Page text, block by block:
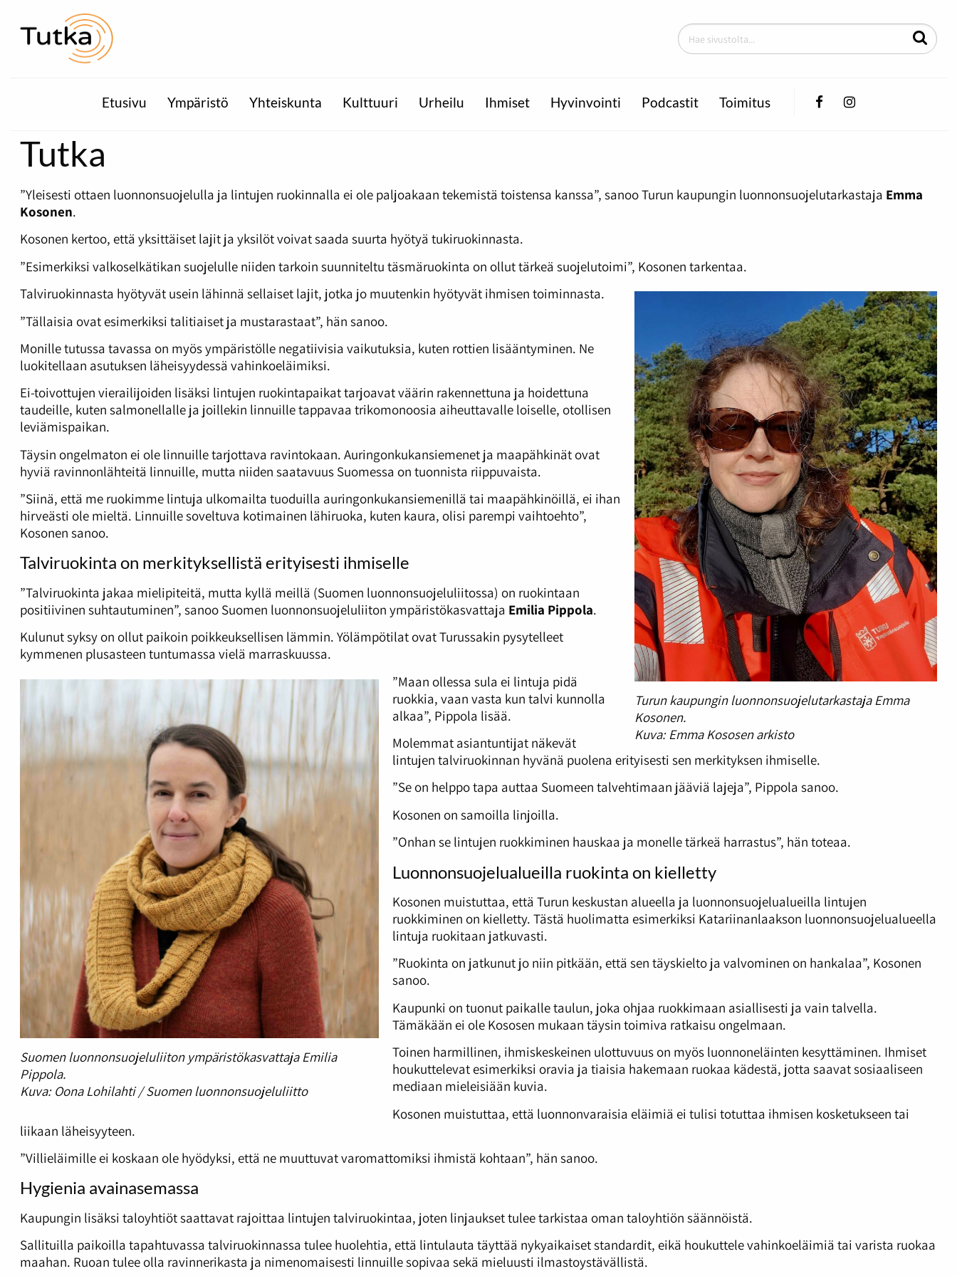
Etusivu Ympäristö Yhteiskunta Kulttuuri Urheilu Ihmiset Hyvinvointi Podcastit Toimitus FacebookInstagram
Tutka
”Yleisesti ottaen luonnonsuojelulla ja lintujen ruokinnalla ei ole paljoakaan tekemistä toistensa kanssa”, sanoo Turun kaupungin luonnonsuojelutarkastaja Emma
Kosonen.
Kosonen kertoo, että yksittäiset lajit ja yksilöt voivat saada suurta hyötyä tukiruokinnasta.
”Esimerkiksi valkoselkätikan suojelulle niiden tarkoin suunniteltu täsmäruokinta on ollut tärkeä suojelutoimi”, Kosonen tarkentaa.
Turun kaupungin luonnonsuojelutarkastaja Emma
Kosonen.
Kuva: Emma Kososen arkisto
Talviruokinnasta hyötyvät usein lähinnä sellaiset lajit, jotka jo muutenkin hyötyvät ihmisen toiminnasta.
”Tällaisia ovat esimerkiksi talitiaiset ja mustarastaat”, hän sanoo.
Monille tutussa tavassa on myös ympäristölle negatiivisia vaikutuksia, kuten rottien lisääntyminen. Ne
luokitellaan asutuksen läheisyydessä vahinkoeläimiksi.
Ei-toivottujen vierailijoiden lisäksi lintujen ruokintapaikat tarjoavat väärin rakennettuna ja hoidettuna
taudeille, kuten salmonellalle ja joillekin linnuille tappavaa trikomonoosia aiheuttavalle loiselle, otollisen
leviämispaikan.
Täysin ongelmaton ei ole linnuille tarjottava ravintokaan. Auringonkukansiemenet ja maapähkinät ovat
hyviä ravinnonlähteitä linnuille, mutta niiden saatavuus Suomessa on tuonnista riippuvaista.
”Siinä, että me ruokimme lintuja ulkomailta tuoduilla auringonkukansiemenillä tai maapähkinöillä, ei ihan
hirveästi ole mieltä. Linnuille soveltuva kotimainen lähiruoka, kuten kaura, olisi parempi vaihtoehto”,
Kosonen sanoo.
Talviruokinta on merkityksellistä erityisesti ihmiselle
”Talviruokinta jakaa mielipiteitä, mutta kyllä meillä (Suomen luonnonsuojeluliitossa) on ruokintaan
positiivinen suhtautuminen”, sanoo Suomen luonnonsuojeluliiton ympäristökasvattaja Emilia Pippola.
Kulunut syksy on ollut paikoin poikkeuksellisen lämmin. Yölämpötilat ovat Turussakin pysytelleet
kymmenen plusasteen tuntumassa vielä marraskuussa.
Suomen luonnonsuojeluliiton ympäristökasvattaja Emilia
Pippola.
Kuva: Oona Lohilahti / Suomen luonnonsuojeluliitto
”Maan ollessa sula ei lintuja pidä
ruokkia, vaan vasta kun talvi kunnolla
alkaa”, Pippola lisää.
Molemmat asiantuntijat näkevät
lintujen talviruokinnan hyvänä puolena erityisesti sen merkityksen ihmiselle.
”Se on helppo tapa auttaa Suomeen talvehtimaan jääviä lajeja”, Pippola sanoo.
Kosonen on samoilla linjoilla.
”Onhan se lintujen ruokkiminen hauskaa ja monelle tärkeä harrastus”, hän toteaa.
Luonnonsuojelualueilla ruokinta on kielletty
Kosonen muistuttaa, että Turun keskustan alueella ja luonnonsuojelualueilla lintujen
ruokkiminen on kielletty. Tästä huolimatta esimerkiksi Katariinanlaakson luonnonsuojelualueella
lintuja ruokitaan jatkuvasti.
”Ruokinta on jatkunut jo niin pitkään, että sen täyskielto ja valvominen on hankalaa”, Kosonen
sanoo.
Kaupunki on tuonut paikalle taulun, joka ohjaa ruokkimaan asiallisesti ja vain talvella.
Tämäkään ei ole Kososen mukaan täysin toimiva ratkaisu ongelmaan.
Toinen harmillinen, ihmiskeskeinen ulottuvuus on myös luonnoneläinten kesyttäminen. Ihmiset
houkuttelevat esimerkiksi oravia ja tiaisia hakemaan ruokaa kädestä, jotta saavat sosiaaliseen
mediaan mieleisiään kuvia.
Kosonen muistuttaa, että luonnonvaraisia eläimiä ei tulisi totuttaa ihmisen kosketukseen tai
liikaan läheisyyteen.
”Villieläimille ei koskaan ole hyödyksi, että ne muuttuvat varomattomiksi ihmistä kohtaan”, hän sanoo.
Hygienia avainasemassa
Kaupungin lisäksi taloyhtiöt saattavat rajoittaa lintujen talviruokintaa, joten linjaukset tulee tarkistaa oman taloyhtiön säännöistä.
Sallituilla paikoilla tapahtuvassa talviruokinnassa tulee huolehtia, että lintulauta täyttää nykyaikaiset standardit, eikä houkuttele vahinkoeläimiä tai varista ruokaa
maahan. Ruoan tulee olla ravinnerikasta ja nimenomaisesti linnuille sopivaa sekä mieluusti ilmastoystävällistä.